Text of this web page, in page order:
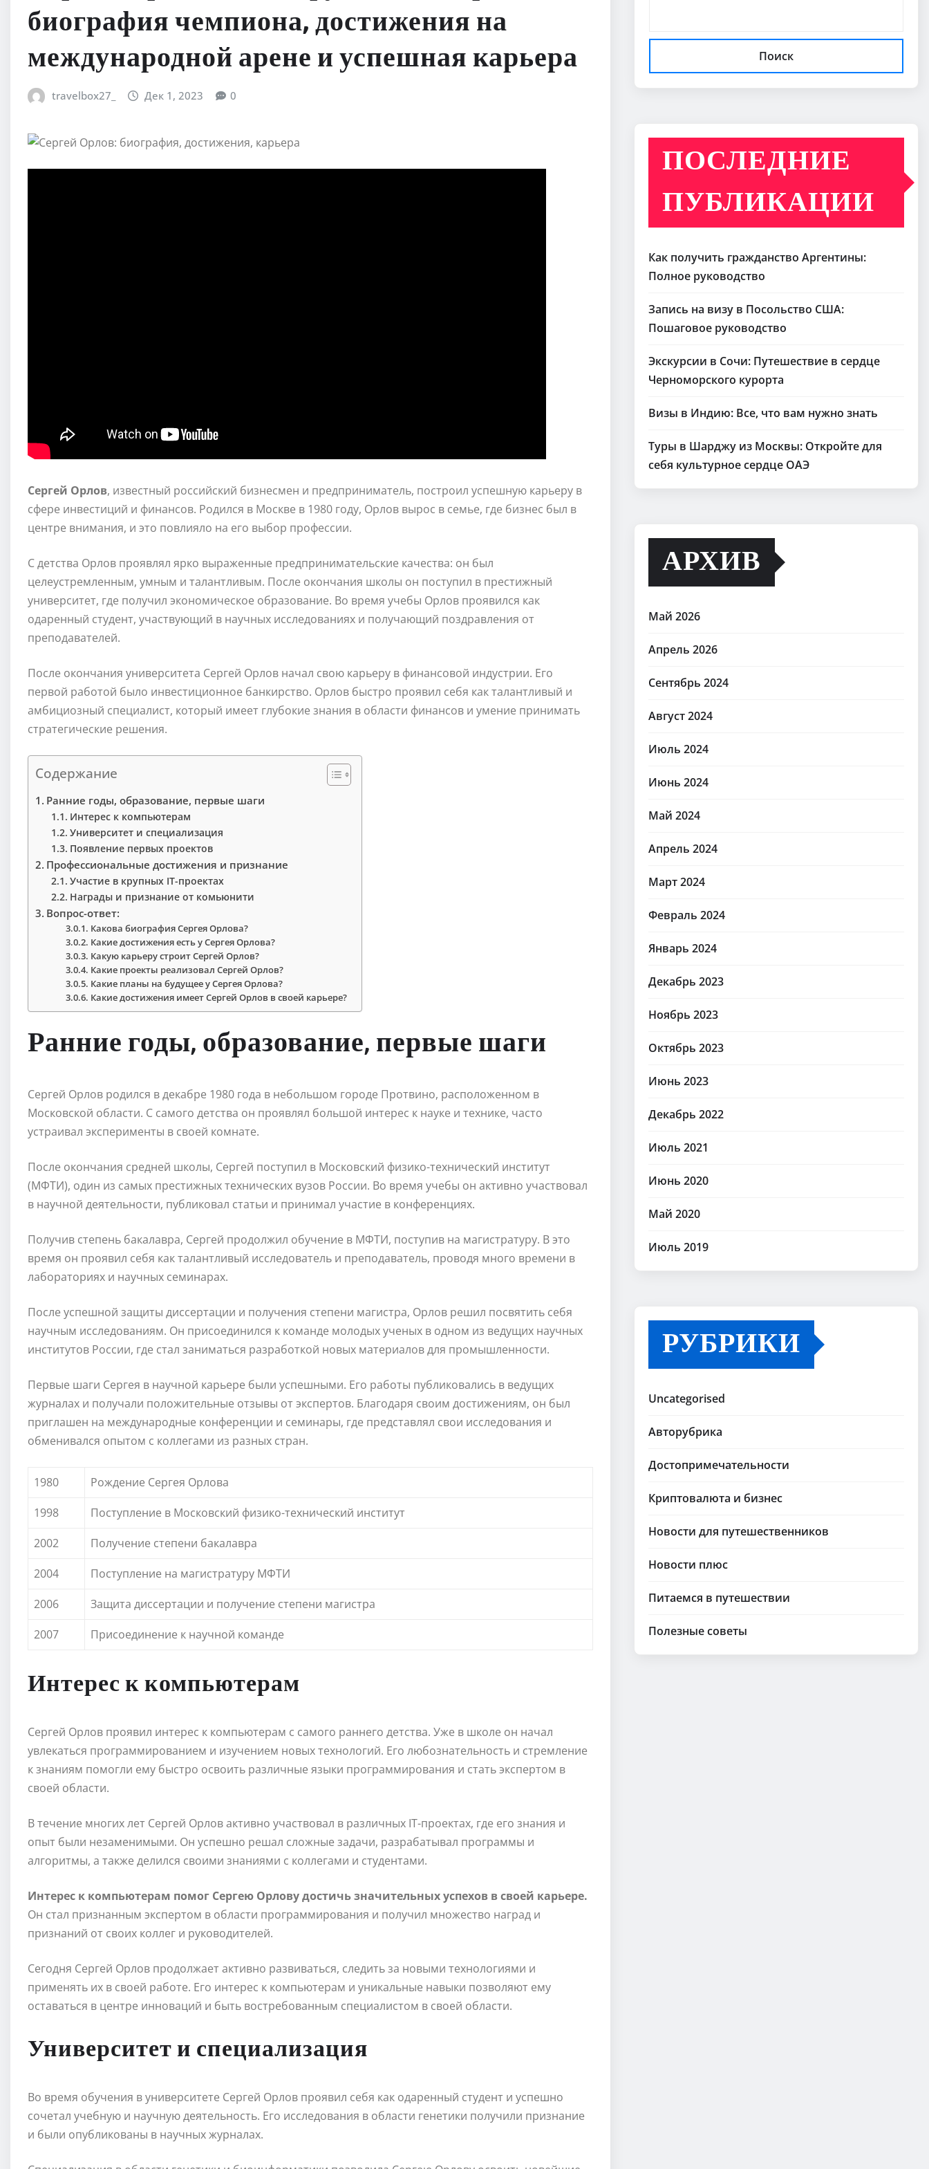
биография чемпиона, достижения на
международной арене и успешная карьера
travelbox27_ Дек 1, 2023 0
Сергей Орлов, известный российский бизнесмен и предприниматель, построил успешную карьеру в
сфере инвестиций и финансов. Родился в Москве в 1980 году, Орлов вырос в семье, где бизнес был в
центре внимания, и это повлияло на его выбор профессии.
С детства Орлов проявлял ярко выраженные предпринимательские качества: он был
целеустремленным, умным и талантливым. После окончания школы он поступил в престижный
университет, где получил экономическое образование. Во время учебы Орлов проявился как
одаренный студент, участвующий в научных исследованиях и получающий поздравления от
преподавателей.
После окончания университета Сергей Орлов начал свою карьеру в финансовой индустрии. Его
первой работой было инвестиционное банкирство. Орлов быстро проявил себя как талантливый и
амбициозный специалист, который имеет глубокие знания в области финансов и умение принимать
стратегические решения.
Содержание
Ранние годы, образование, первые шаги
Интерес к компьютерам
Университет и специализация
Появление первых проектов
Профессиональные достижения и признание
Участие в крупных IT-проектах
Награды и признание от комьюнити
Вопрос-ответ:
Какова биография Сергея Орлова?
Какие достижения есть у Сергея Орлова?
Какую карьеру строит Сергей Орлов?
Какие проекты реализовал Сергей Орлов?
Какие планы на будущее у Сергея Орлова?
Какие достижения имеет Сергей Орлов в своей карьере?
Ранние годы, образование, первые шаги
Сергей Орлов родился в декабре 1980 года в небольшом городе Протвино, расположенном в
Московской области. С самого детства он проявлял большой интерес к науке и технике, часто
устраивал эксперименты в своей комнате.
После окончания средней школы, Сергей поступил в Московский физико-технический институт
(МФТИ), один из самых престижных технических вузов России. Во время учебы он активно участвовал
в научной деятельности, публиковал статьи и принимал участие в конференциях.
Получив степень бакалавра, Сергей продолжил обучение в МФТИ, поступив на магистратуру. В это
время он проявил себя как талантливый исследователь и преподаватель, проводя много времени в
лабораториях и научных семинарах.
После успешной защиты диссертации и получения степени магистра, Орлов решил посвятить себя
научным исследованиям. Он присоединился к команде молодых ученых в одном из ведущих научных
институтов России, где стал заниматься разработкой новых материалов для промышленности.
Первые шаги Сергея в научной карьере были успешными. Его работы публиковались в ведущих
журналах и получали положительные отзывы от экспертов. Благодаря своим достижениям, он был
приглашен на международные конференции и семинары, где представлял свои исследования и
обменивался опытом с коллегами из разных стран.
1980
Рождение Сергея Орлова
1998
Поступление в Московский физико-технический институт
2002
Получение степени бакалавра
2004
Поступление на магистратуру МФТИ
2006
Защита диссертации и получение степени магистра
2007
Присоединение к научной команде
Интерес к компьютерам
Сергей Орлов проявил интерес к компьютерам с самого раннего детства. Уже в школе он начал
увлекаться программированием и изучением новых технологий. Его любознательность и стремление
к знаниям помогли ему быстро освоить различные языки программирования и стать экспертом в
своей области.
В течение многих лет Сергей Орлов активно участвовал в различных IT-проектах, где его знания и
опыт были незаменимыми. Он успешно решал сложные задачи, разрабатывал программы и
алгоритмы, а также делился своими знаниями с коллегами и студентами.
Интерес к компьютерам помог Сергею Орлову достичь значительных успехов в своей карьере.
Он стал признанным экспертом в области программирования и получил множество наград и
признаний от своих коллег и руководителей.
Сегодня Сергей Орлов продолжает активно развиваться, следить за новыми технологиями и
применять их в своей работе. Его интерес к компьютерам и уникальные навыки позволяют ему
оставаться в центре инноваций и быть востребованным специалистом в своей области.
Университет и специализация
Во время обучения в университете Сергей Орлов проявил себя как одаренный студент и успешно
сочетал учебную и научную деятельность. Его исследования в области генетики получили признание
и были опубликованы в научных журналах.
Поиск
ПОСЛЕДНИЕ
ПУБЛИКАЦИИ
Как получить гражданство Аргентины:
Полное руководство
Запись на визу в Посольство США:
Пошаговое руководство
Экскурсии в Сочи: Путешествие в сердце
Черноморского курорта
Визы в Индию: Все, что вам нужно знать
Туры в Шарджу из Москвы: Откройте для
себя культурное сердце ОАЭ
АРХИВ
Май 2026
Апрель 2026
Сентябрь 2024
Август 2024
Июль 2024
Июнь 2024
Май 2024
Апрель 2024
Март 2024
Февраль 2024
Январь 2024
Декабрь 2023
Ноябрь 2023
Октябрь 2023
Июнь 2023
Декабрь 2022
Июль 2021
Июнь 2020
Май 2020
Июль 2019
РУБРИКИ
Uncategorised
Авторубрика
Достопримечательности
Криптовалюта и бизнес
Новости для путешественников
Новости плюс
Питаемся в путешествии
Полезные советы